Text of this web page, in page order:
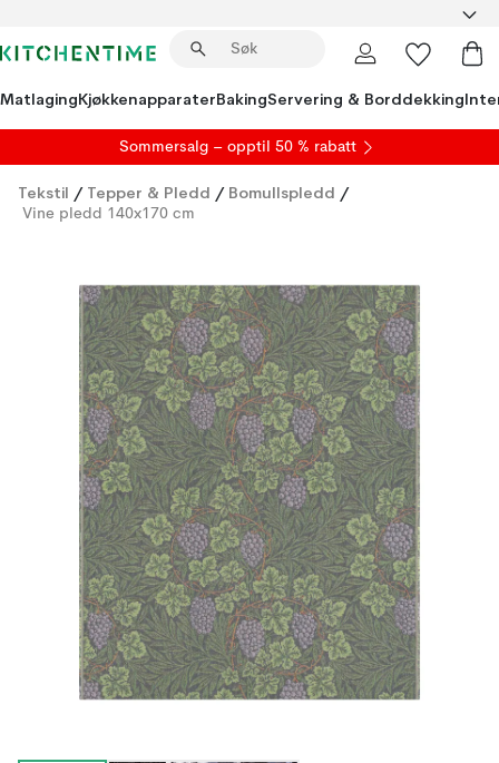
MatlagingKjøkkenapparaterBakingServering & Borddekking
Sommersalg – opptil 50 % rabatt
Tekstil / Tepper & Pledd / Bomullspledd /
Vine pledd 140x170 cm